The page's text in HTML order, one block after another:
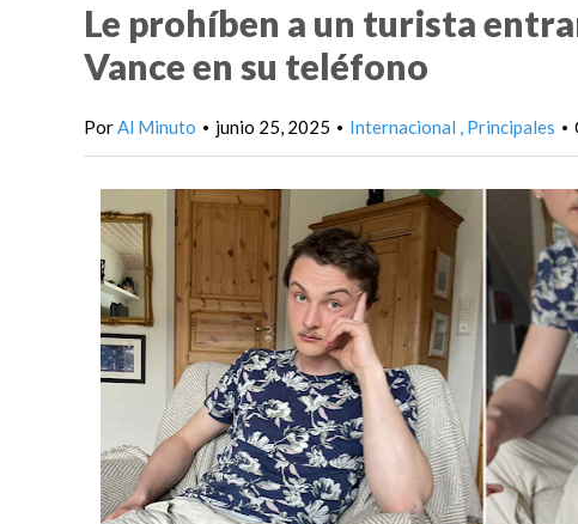
Le prohíben a un turista
Vance en su teléfono
PorAl Minuto • junio 25, 2025 • Internacional Principales •